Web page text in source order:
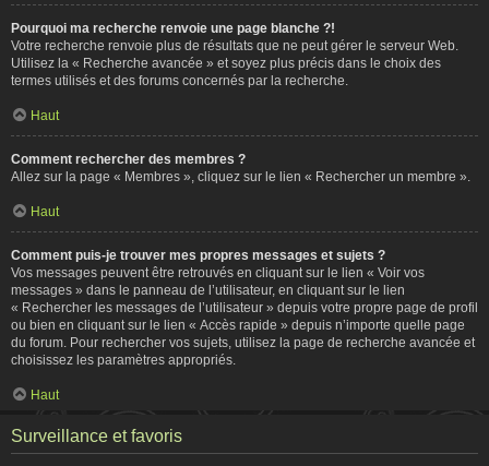
Pourquoi ma recherche renvoie une page blanche ?!
Votre recherche renvoie plus de résultats que ne peut gérer le serveur Web.
Utilisez la « Recherche avancée » et soyez plus précis dans le choix des
termes utilisés et des forums concernés par la recherche.
Haut
Comment rechercher des membres ?
Allez sur la page « Membres », cliquez sur le lien « Rechercher un membre ».
Haut
Comment puis-je trouver mes propres messages et sujets ?
Vos messages peuvent être retrouvés en cliquant sur le lien « Voir vos
messages » dans le panneau de l’utilisateur, en cliquant sur le lien
« Rechercher les messages de l’utilisateur » depuis votre propre page de profil
ou bien en cliquant sur le lien « Accès rapide » depuis n’importe quelle page
du forum. Pour rechercher vos sujets, utilisez la page de recherche avancée et
choisissez les paramètres appropriés.
Haut
Surveillance et favoris